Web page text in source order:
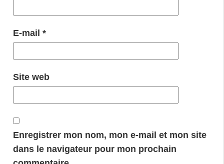
E-mail *
Site web
Enregistrer mon nom, mon e-mail et mon site
dans le navigateur pour mon prochain